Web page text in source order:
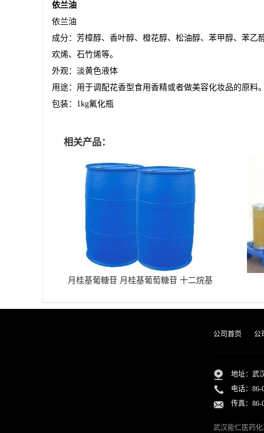
依兰油
依兰油
成分：芳樟醇、香叶醇、橙花醇、松油醇、苯甲醇、苯
欢烯、石竹烯等。
外观：淡黄色液体
用途：用于调配花香型食用香精或者做美容化妆品的原料
包装： 1kg氟化瓶
相关产品：
月桂基葡糖苷 月桂基葡萄糖苷 十二烷基
公司首页 公
地址：武
电话： 86-
传真：86-
武汉能仁医药